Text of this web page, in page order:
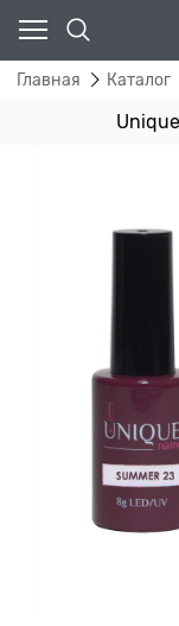
Главная Каталог